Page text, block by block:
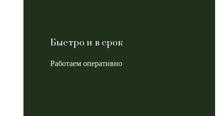
Быстро и в срок
Работаем оперативно